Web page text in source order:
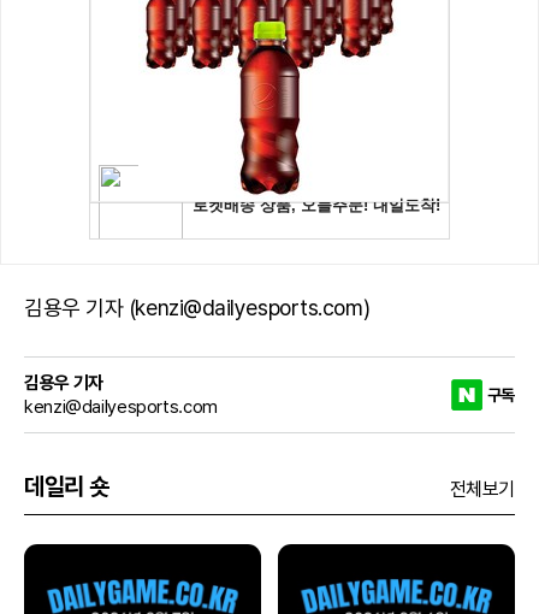
김용우 기자 (kenzi@dailyesports.com)
김용우 기자
kenzi@dailyesports.com
구독
데일리 숏 전체보기